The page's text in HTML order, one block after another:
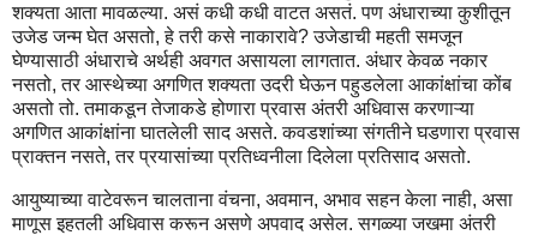
शक्यता आता मावळल्या. असं कधी कधी वाटत असतं. पण अंधाराच्या कुशीतून
उजेड जन्म घेत असतो, हे तरी कसे नाकारावे? उजेडाची महती समजून
घेण्यासाठी अंधाराचे अर्थही अवगत असायला लागतात. अंधार केवळ नकार
नसतो, तर आस्थेच्या अगणित शक्यता उदरी घेऊन पहुडलेला आकांक्षांचा कोंब
असतो तो. तमाकडून तेजाकडे होणारा प्रवास अंतरी अधिवास करणाऱ्या
अगणित आकांक्षांना घातलेली साद असते. कवडशांच्या संगतीने घडणारा प्रवास
प्राक्तन नसते, तर प्रयासांच्या प्रतिध्वनीला दिलेला प्रतिसाद असतो.
आयुष्याच्या वाटेवरून चालताना वंचना, अवमान, अभाव सहन केला नाही, असा
माणूस इहतली अधिवास करून असणे अपवाद असेल. सगळ्या जखमा अंतरी